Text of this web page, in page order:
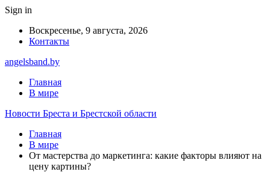
Sign in
Воскресенье, 9 августа, 2026
Контакты
angelsband.by
Главная
В мире
Новости Бреста и Брестской области
Главная
В мире
От мастерства до маркетинга: какие факторы влияют на
цену картины?